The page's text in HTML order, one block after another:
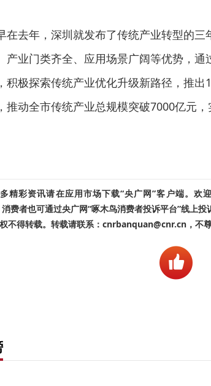
在去年，深圳就发布了传统产业转型的三
产业门类齐全、应用场景广阔等优势，
积极探索传统产业优化升级新路径，推
推动全市传统产业总规模突破7000亿元
精彩资讯请在应用市场下载“央广网”客户端。欢
费者也可通过央广网“啄木鸟消费者投诉平台”线上
不得转载。转载请联系：cnrbanquan@cnr.cn，不